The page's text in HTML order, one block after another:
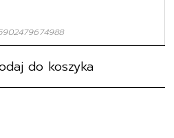
do koszyka